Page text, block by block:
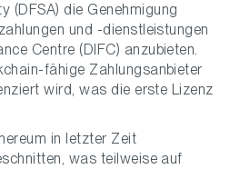
(DFSA) die Genehmigung
und -dienstleistungen
Centre (DIFC) anzubieten.
fähige Zahlungsanbieter
wird, was die erste Lizenz
in letzter Zeit
was teilweise auf